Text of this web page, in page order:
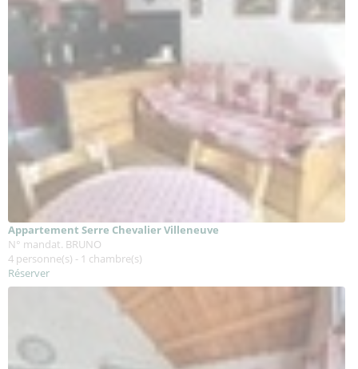
Appartement Serre Chevalier Villeneuve
N° mandat. BRUNO
4 personne(s) - 1 chambre(s)
Réserver